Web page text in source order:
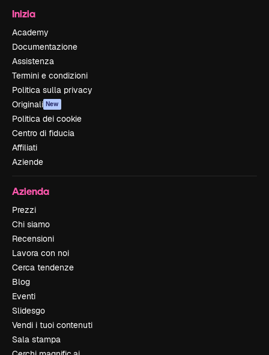
Inizia
Academy
Documentazione
Assistenza
Termini e condizioni
Politica sulla privacy
Originali New
Politica dei cookie
Centro di fiducia
Affiliati
Aziende
Azienda
Prezzi
Chi siamo
Recensioni
Lavora con noi
Cerca tendenze
Blog
Eventi
Slidesgo
Vendi i tuoi contenuti
Sala stampa